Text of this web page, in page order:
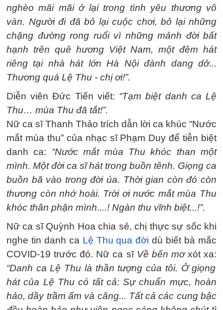
nghèo mãi mãi ở lại trong tình yêu thương vô
vàn. Người đi đã bỏ lại cuộc chơi, bỏ lại những
chặng đường rong ruổi vì những mảnh đời bất
hạnh trên quê hương Việt Nam, một đêm hát
riêng tại nhà hát lớn Hà Nội đành dang dở...
Thương quá Lệ Thu - chị ơi!”.
Diễn viên Đức Tiến viết: “Tạm biệt danh ca Lệ
Thu… mùa Thu đã tắt!”.
Nữ ca sĩ Thanh Thảo trích dẫn lời ca khúc “Nước
mắt mùa thu” của nhạc sĩ Phạm Duy để tiễn biệt
danh ca: “Nước mắt mùa Thu khóc than một
mình. Một đời ca sĩ hát trong buồn tênh. Giọng ca
buồn bã vào trong đời úa. Thời gian còn đó còn
thương còn nhớ hoài. Trời ơi nước mắt mùa Thu
khóc thân phận mình....! Ngàn thu vĩnh biệt...!”.
Nữ ca sĩ Quỳnh Hoa chia sẻ, chị thực sự sốc khi
nghe tin danh ca Lệ Thu qua đời dù biết bà mắc
COVID-19 trước đó. Nữ ca sĩ Về bến mơxót xa:
“Danh ca Lệ Thu là thần tượng của tôi. Ở giọng
hát của Lệ Thu có tất cả: Sự chuẩn mực, hoàn
hảo, dầy trầm ấm và căng... Tất cả các cung bậc